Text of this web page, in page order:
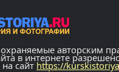
авторским
в интернете
на сайтhttps://